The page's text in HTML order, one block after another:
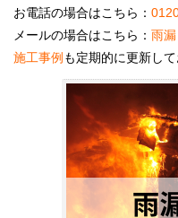
お電話の場合はこちら：
メールの場合はこちら： 雨
施工事例 も定期的に更新し